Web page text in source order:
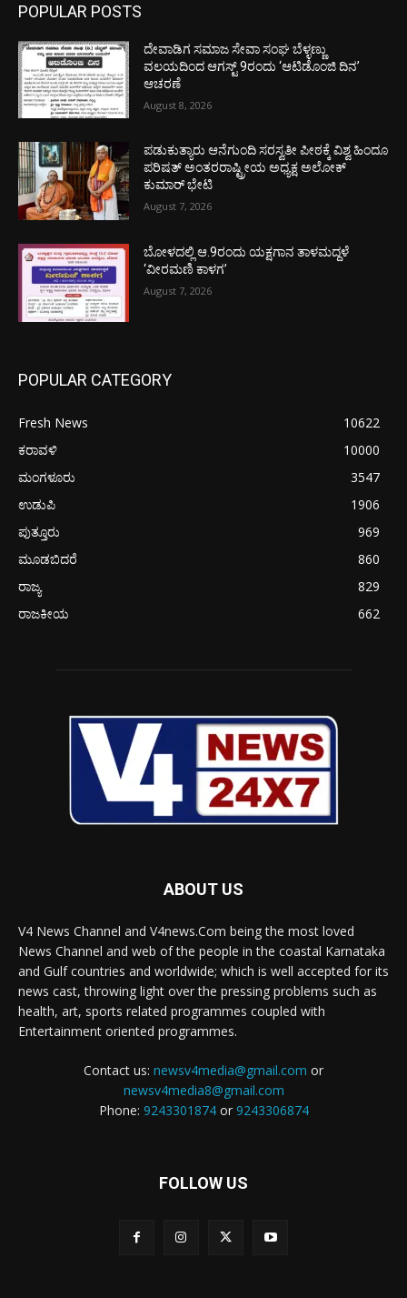
POPULAR POSTS
ದೇವಾಡಿಗ ಸಮಾಜ ಸೇವಾ ಸಂಘ ಬೆಳ್ಳಣ್ಣು
ವಲಯದಿಂದ ಆಗಸ್ಟ್ 9ರಂದು ‘ಆಟಿಡೊಂಜಿ ದಿನ’
ಆಚರಣೆ
August 8, 2026
ಪಡುಕುತ್ಯಾರು ಆನೆಗುಂದಿ ಸರಸ್ವತೀ ಪೀಠಕ್ಕೆ ವಿಶ್ವ ಹಿಂದೂ
ಪರಿಷತ್ ಅಂತರರಾಷ್ಟ್ರೀಯ ಅಧ್ಯಕ್ಷ ಅಲೋಕ್
ಕುಮಾರ್ ಭೇಟಿ
August 7, 2026
ಬೋಳದಲ್ಲಿ ಆ.9ರಂದು ಯಕ್ಷಗಾನ ತಾಳಮದ್ದಳೆ
‘ವೀರಮಣಿ ಕಾಳಗ’
August 7, 2026
POPULAR CATEGORY
Fresh News
10622
ಕರಾವಳಿ
10000
ಮಂಗಳೂರು
3547
ಉಡುಪಿ
1906
ಪುತ್ತೂರು
969
ಮೂಡಬಿದರೆ
860
ರಾಜ್ಯ
829
ರಾಜಕೀಯ
662
ABOUT US
V4 News Channel and V4news.Com being the most loved
News Channel and web of the people in the coastal Karnataka
and Gulf countries and worldwide; which is well accepted for its
news cast, throwing light over the pressing problems such as
health, art, sports related programmes coupled with
Entertainment oriented programmes.
Contact us: newsv4media@gmail.com or
newsv4media8@gmail.com
Phone: 9243301874or 9243306874
FOLLOW US